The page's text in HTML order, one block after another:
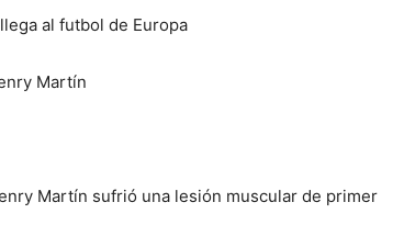
al futbol de Europa
Martín
Martín sufrió una lesión muscular de primer